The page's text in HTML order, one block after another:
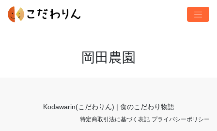
岡田農園
Kodawarin(こだわりん) | 食のこだわり物語
特定商取引法に基づく表記 プライバシーポリシー